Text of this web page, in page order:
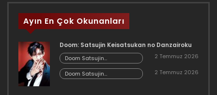
Ayın En Çok Okunanları
Doom: Satsujin Keisatsukan no Danzairoku
Doom Satsujin
Keisatsukan no
Danzairoku 06.02
2 Temmuz 2026
Doom Satsujin
Keisatsukan no
2 Temmuz 2026